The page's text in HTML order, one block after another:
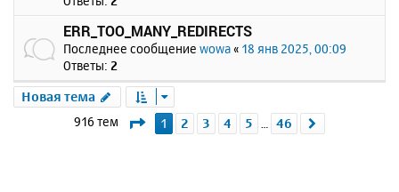
ERR_TOO_MANY_REDIRECTS
Последнее сообщение wowa « 18 янв 2025, 00:09
Ответы: 2
Новая тема
916 тем Страница1 из 46
1 2 3 4 5 46